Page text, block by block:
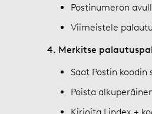
Postinumeron
Viimeistele
4. Merkitse
Saat Postin koodin
Poista